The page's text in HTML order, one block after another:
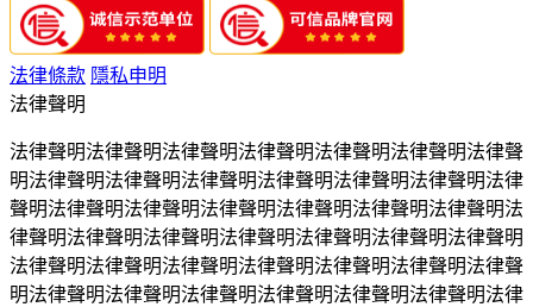
法律條款 隱私申明
法律聲明
法律聲明法律聲明法律聲明法律聲明法律聲明法律聲明法律聲
明法律聲明法律聲明法律聲明法律聲明法律聲明法律聲明法律
聲明法律聲明法律聲明法律聲明法律聲明法律聲明法律聲明法
律聲明法律聲明法律聲明法律聲明法律聲明法律聲明法律聲明
法律聲明法律聲明法律聲明法律聲明法律聲明法律聲明法律聲
明法律聲明法律聲明法律聲明法律聲明法律聲明法律聲明法律